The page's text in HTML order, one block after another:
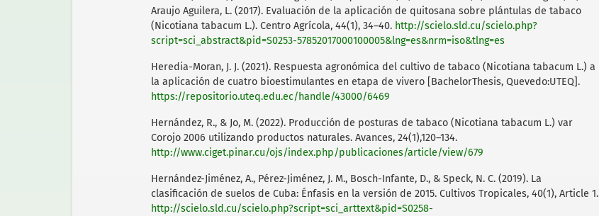
Araujo Aguilera, L. (2017). Evaluación de la aplicación de quitosana sobre plántulas de tabaco
(Nicotiana tabacum L.). Centro Agrícola, 44(1), 34–40. http://scielo.sld.cu/scielo.php?
script=sci_abstract&pid=S0253-57852017000100005&lng=es&nrm=iso&tlng=es
Heredia-Moran, J. J. (2021). Respuesta agronómica del cultivo de tabaco (Nicotiana tabacum L.) a
la aplicación de cuatro bioestimulantes en etapa de vivero [BachelorThesis, Quevedo:UTEQ].
https://repositorio.uteq.edu.ec/handle/43000/6469
Hernández, R., & Jo, M. (2022). Producción de posturas de tabaco (Nicotiana tabacum L.) var
Corojo 2006 utilizando productos naturales. Avances, 24(1),120–134.
http://www.ciget.pinar.cu/ojs/index.php/publicaciones/article/view/679
Hernández-Jiménez, A., Pérez-Jiménez, J. M., Bosch-Infante, D., & Speck, N. C. (2019). La
clasificación de suelos de Cuba: Énfasis en la versión de 2015. Cultivos Tropicales, 40(1), Article 1.
http://scielo.sld.cu/scielo.php?script=sci_arttext&pid=S0258-